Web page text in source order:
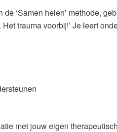
‘Samen helen’ methode,
trauma voorbij!’ Je leert
met jouw eigen